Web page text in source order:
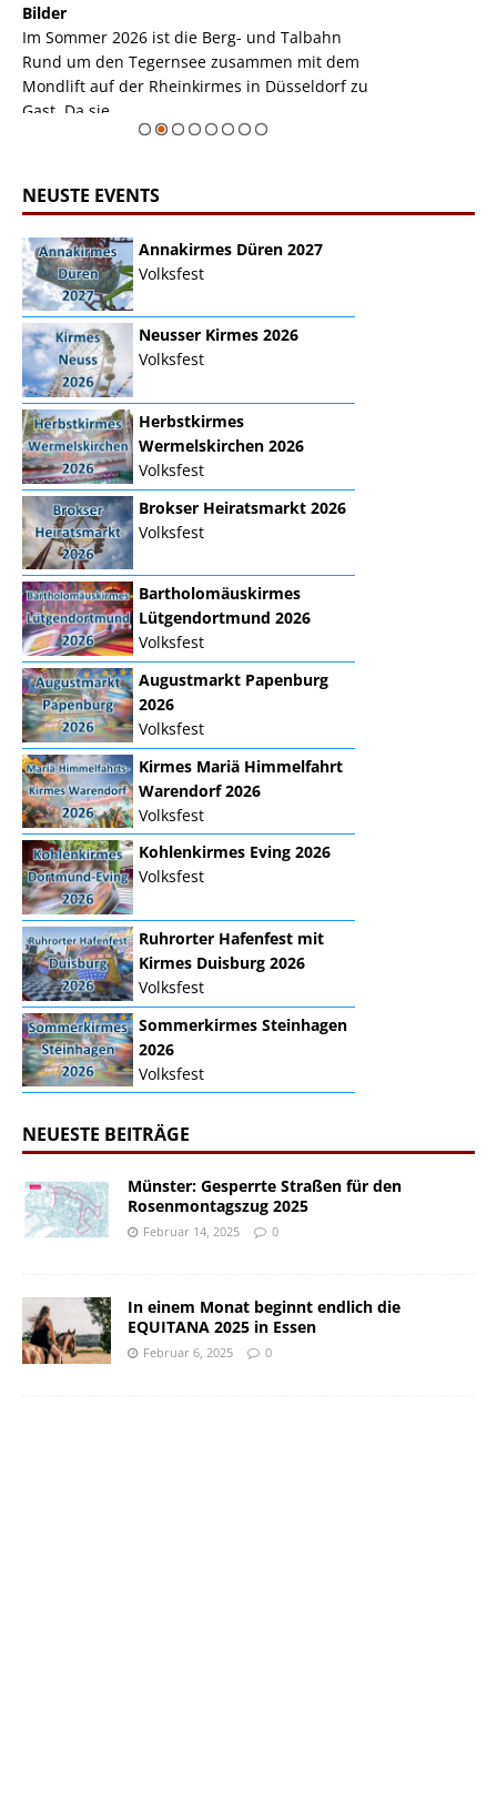
Bilder
Im Sommer 2026 ist die Berg- und Talbahn
Rund um den Tegernsee zusammen mit dem
Mondlift auf der Rheinkirmes in Düsseldorf zu
Gast. Da sie ...
NEUSTE EVENTS
Annakirmes Düren 2027
Volksfest
Neusser Kirmes 2026
Volksfest
Herbstkirmes
Wermelskirchen 2026
Volksfest
Brokser Heiratsmarkt 2026
Volksfest
Bartholomäuskirmes
Lütgendortmund 2026
Volksfest
Augustmarkt Papenburg
2026
Volksfest
Kirmes Mariä Himmelfahrt
Warendorf 2026
Volksfest
Kohlenkirmes Eving 2026
Volksfest
Ruhrorter Hafenfest mit
Kirmes Duisburg 2026
Volksfest
Sommerkirmes Steinhagen
2026
Volksfest
NEUESTE BEITRÄGE
Münster: Gesperrte Straßen für den
Rosenmontagszug 2025
Februar 14, 2025 0
In einem Monat beginnt endlich die
EQUITANA 2025 in Essen
Februar 6, 2025 0